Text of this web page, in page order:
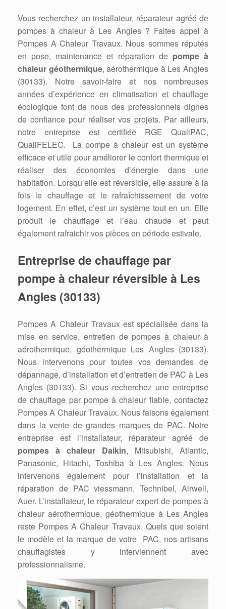
Vous recherchez un installateur, réparateur agréé de
pompes à chaleur à Les Angles ? Faites appel à
Pompes A Chaleur Travaux. Nous sommes réputés
en pose, maintenance et réparation de pompe à
chaleur géothermique, aérothermique à Les Angles
(30133). Notre savoir-faire et nos nombreuses
années d’expérience en climatisation et chauffage
écologique font de nous des professionnels dignes
de confiance pour réaliser vos projets. Par ailleurs,
notre entreprise est certifiée RGE QualiPAC,
QualiFELEC. La pompe à chaleur est un système
efficace et utile pour améliorer le confort thermique et
réaliser des économies d’énergie dans une
habitation. Lorsqu’elle est réversible, elle assure à la
fois le chauffage et le rafraîchissement de votre
logement. En effet, c’est un système tout en un. Elle
produit le chauffage et l’eau chaude et peut
également rafraichir vos pièces en période estivale.
Entreprise de chauffage par
pompe à chaleur réversible à Les
Angles (30133)
Pompes A Chaleur Travaux est spécialisée dans la
mise en service, entretien de pompes à chaleur à
aérothermique, géothermique Les Angles (30133).
Nous intervenons pour toutes vos demandes de
dépannage, d’installation et d’entretien de PAC à Les
Angles (30133). Si vous recherchez une entreprise
de chauffage par pompe à chaleur fiable, contactez
Pompes A Chaleur Travaux. Nous faisons également
dans la vente de grandes marques de PAC. Notre
entreprise est l’installateur, réparateur agréé de
pompes à chaleur Daikin, Mitsubishi, Atlantic,
Panasonic, Hitachi, Toshiba à Les Angles. Nous
intervenons également pour l’installation et la
réparation de PAC viessmann, Technibel, Airwell,
Auer. L’installateur, le réparateur expert de pompes à
chaleur aérothermique, géothermique à Les Angles
reste Pompes A Chaleur Travaux. Quels que soient
le modèle et la marque de votre PAC, nos artisans
chauffagistes y interviennent avec
professionnalisme.